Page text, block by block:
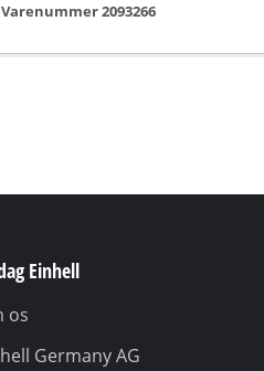
Varenummer 2093266
Einhell
os
Germany AG